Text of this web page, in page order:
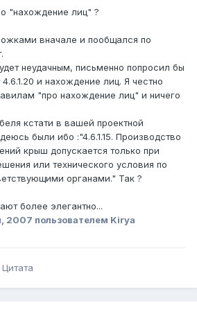
"нахождение лиц" ?
вначале и пообщался по
неудачным, письменно попросил бы
и нахождение лиц. Я честно
"про нахождение лиц" и ничего
кстати в вашей проектной
были ибо :"4.6.1.15. Производство
крыш допускается только при
или технического условия по
органами." Так ?
более элегантно...
2007 пользователем Kirya
Цитата